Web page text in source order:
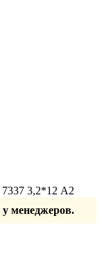
3,2*12 А2
у менеджеров.